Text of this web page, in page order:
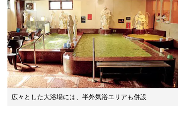
広々とした大浴場には、半外気浴エリアも併設